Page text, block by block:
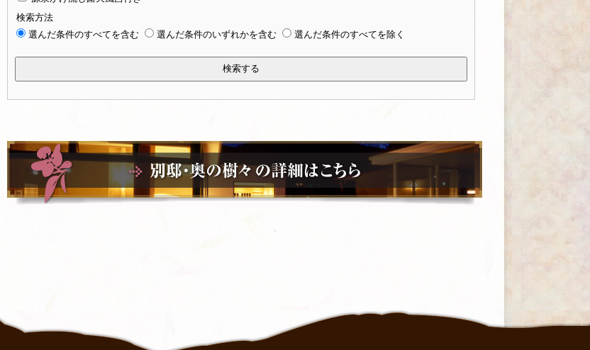
検索方法
選んだ条件のすべてを含む
選んだ条件のいずれかを含む 選んだ条件のすべてを除く
検索する